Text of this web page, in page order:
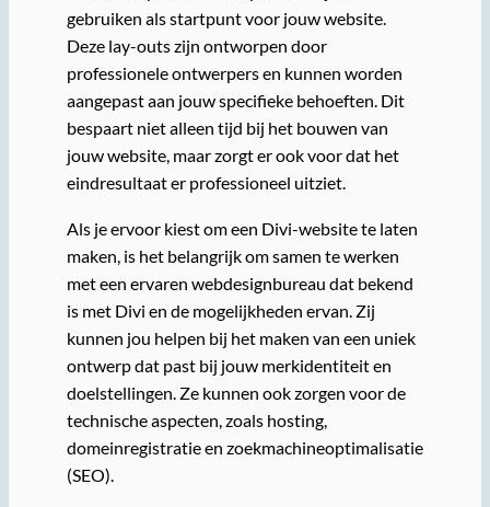
gebruiken als startpunt voor jouw website.
Deze lay-outs zijn ontworpen door
professionele ontwerpers en kunnen worden
aangepast aan jouw specifieke behoeften. Dit
bespaart niet alleen tijd bij het bouwen van
jouw website, maar zorgt er ook voor dat het
eindresultaat er professioneel uitziet.
Als je ervoor kiest om een Divi-website te laten
maken, is het belangrijk om samen te werken
met een ervaren webdesignbureau dat bekend
is met Divi en de mogelijkheden ervan. Zij
kunnen jou helpen bij het maken van een uniek
ontwerp dat past bij jouw merkidentiteit en
doelstellingen. Ze kunnen ook zorgen voor de
technische aspecten, zoals hosting,
domeinregistratie en zoekmachineoptimalisatie
(SEO).